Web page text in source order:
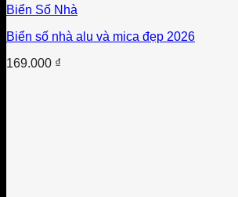
Biển Số Nhà
Biển số nhà alu và mica đẹp 2026
169.000 ₫